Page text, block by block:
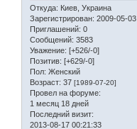
Откуда: Киев, Украина
Зарегистрирован: 2009-05-03
Приглашений: 0
Сообщений: 3583
Уважение: [+526/-0]
Позитив: [+629/-0]
Пол: Женский
Возраст: 37 [1989-07-20]
Провел на форуме:
1 месяц 18 дней
Последний визит:
2013-08-17 00:21:33